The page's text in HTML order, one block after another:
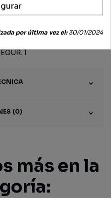
1
(0)
más en la
por última vez el:30/01/2024